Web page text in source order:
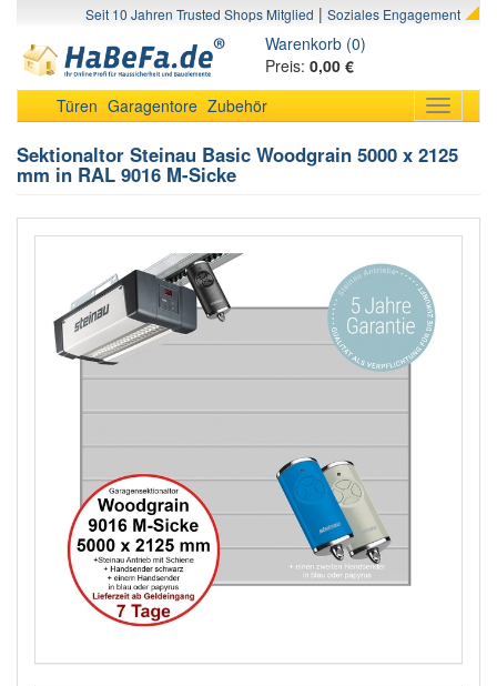
Seit 10 Jahren Trusted Shops Mitglied | Soziales Engagement
Warenkorb (0)
Preis: 0,00 €
Toggle
Türen Garagentore Zubehör
Sektionaltor Steinau Basic Woodgrain 5000 x 2125
mm in RAL 9016 M-Sicke